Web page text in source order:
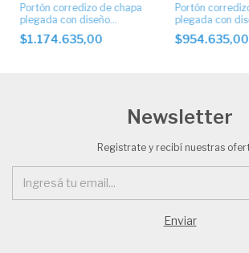
Portón corredizo de chapa
plegada con diseño
artístico con motor
$1.174.635,00
Portón
plegada con
artístico.
$954.635,00
Newsletter
Registrate y recibí nuestras